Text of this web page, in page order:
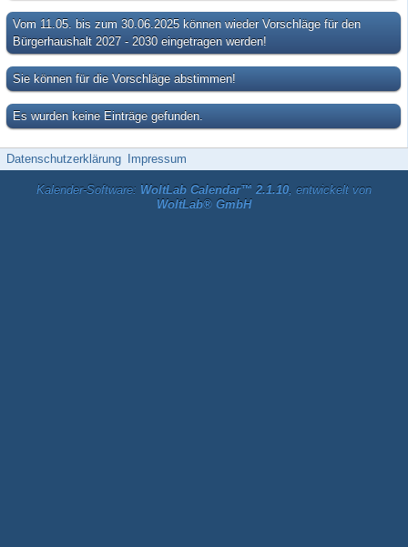
Vom 11.05. bis zum 30.06.2025 können wieder Vorschläge für den
Bürgerhaushalt 2027 - 2030 eingetragen werden!
Sie können für die Vorschläge abstimmen!
Es wurden keine Einträge gefunden.
Datenschutzerklärung Impressum
Kalender-Software: WoltLab Calendar™ 2.1.10, entwickelt von
WoltLab® GmbH